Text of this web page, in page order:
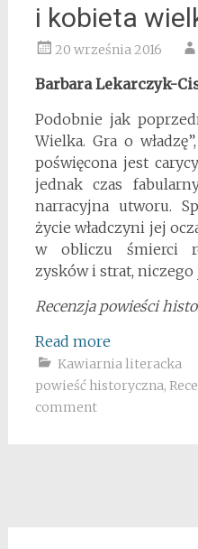
i kobieta
20 września 2016
Barbara Lekarczyk-
Podobnie jak
Wielka. Gra o
poświęcona jest
jednak czas
narracyjna utworu.
życie władczyni jej
w obliczu śmierci
zysków i strat, niczego
Recenzja powieści
Read more
Kawiarnia literacka
powieść historyczna,
comment